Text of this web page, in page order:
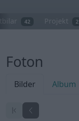
42 Projekt 2
Foton
Bilder Album